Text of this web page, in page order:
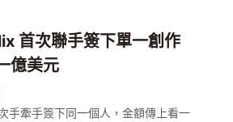
首次聯手簽下單一創作
億美元
手牽手簽下同一個人，金額傳上看一